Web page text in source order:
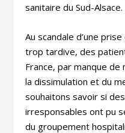
sanitaire du Sud-Alsace.
Au scandale d’une
trop tardive, des
France, par manque
la dissimulation et du
souhaitons savoir si
irresponsables ont pu
du groupement